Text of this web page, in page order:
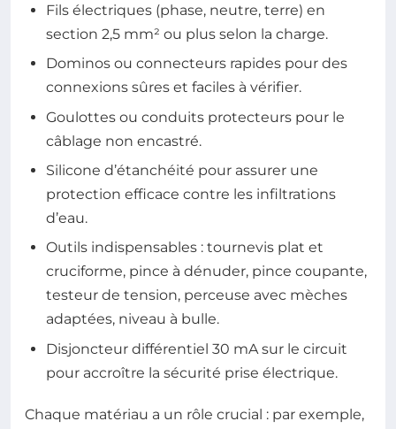
Fils électriques (phase, neutre, terre) en
section 2,5 mm² ou plus selon la charge.
Dominos ou connecteurs rapides pour des
connexions sûres et faciles à vérifier.
Goulottes ou conduits protecteurs pour le
câblage non encastré.
Silicone d’étanchéité pour assurer une
protection efficace contre les infiltrations
d’eau.
Outils indispensables : tournevis plat et
cruciforme, pince à dénuder, pince coupante,
testeur de tension, perceuse avec mèches
adaptées, niveau à bulle.
Disjoncteur différentiel 30 mA sur le circuit
pour accroître la sécurité prise électrique.
Chaque matériau a un rôle crucial : par exemple,